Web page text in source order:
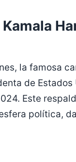
la famosa
de Estados
Este
política,